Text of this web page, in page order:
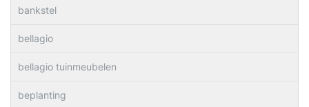
bankstel
bellagio
bellagio tuinmeubelen
beplanting